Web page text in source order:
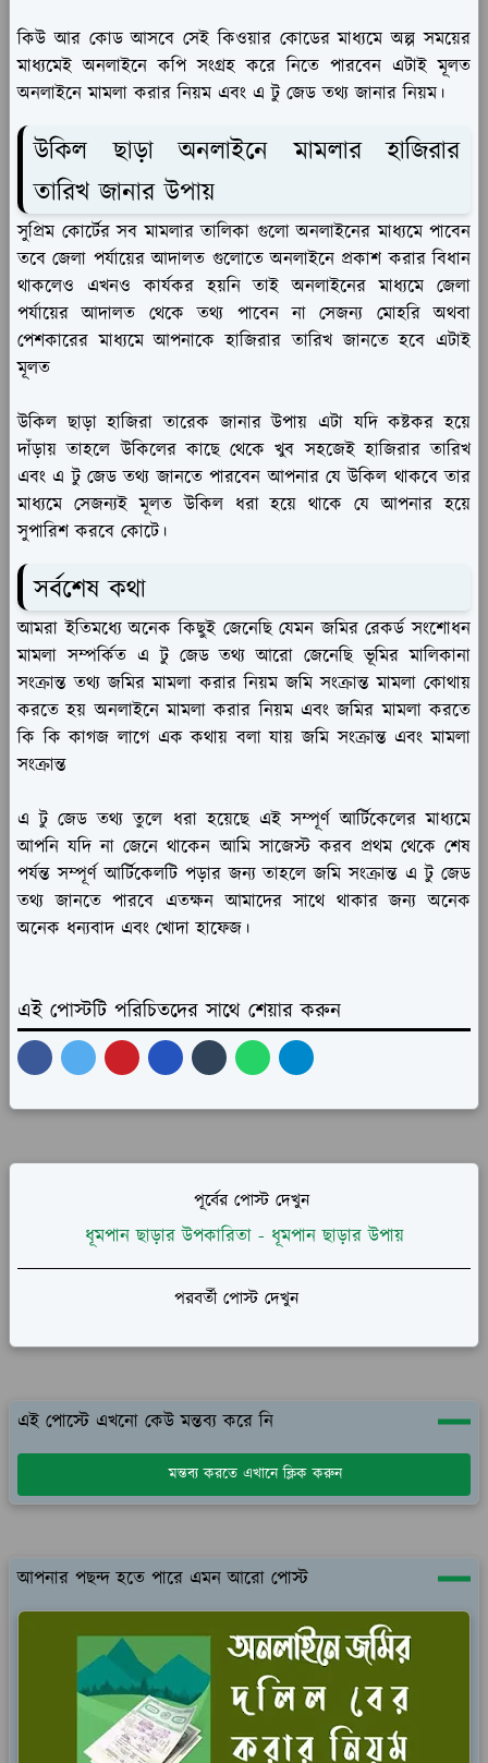
কিউ আর কোড আসবে সেই কিওয়ার কোডের মাধ্যমে অল্প সময়ের
মাধ্যমেই অনলাইনে কপি সংগ্রহ করে নিতে পারবেন এটাই মূলত
অনলাইনে মামলা করার নিয়ম এবং এ টু জেড তথ্য জানার নিয়ম।
উকিল ছাড়া অনলাইনে মামলার হাজিরার
তারিখ জানার উপায়
সুপ্রিম কোর্টের সব মামলার তালিকা গুলো অনলাইনের মাধ্যমে পাবেন
তবে জেলা পর্যায়ের আদালত গুলোতে অনলাইনে প্রকাশ করার বিধান
থাকলেও এখনও কার্যকর হয়নি তাই অনলাইনের মাধ্যমে জেলা
পর্যায়ের আদালত থেকে তথ্য পাবেন না সেজন্য মোহরি অথবা
পেশকারের মাধ্যমে আপনাকে হাজিরার তারিখ জানতে হবে এটাই
মূলত
উকিল ছাড়া হাজিরা তারেক জানার উপায় এটা যদি কষ্টকর হয়ে
দাঁড়ায় তাহলে উকিলের কাছে থেকে খুব সহজেই হাজিরার তারিখ
এবং এ টু জেড তথ্য জানতে পারবেন আপনার যে উকিল থাকবে তার
মাধ্যমে সেজন্যই মূলত উকিল ধরা হয়ে থাকে যে আপনার হয়ে
সুপারিশ করবে কোটে।
সর্বশেষ কথা
আমরা ইতিমধ্যে অনেক কিছুই জেনেছি যেমন জমির রেকর্ড সংশোধন
মামলা সম্পর্কিত এ টু জেড তথ্য আরো জেনেছি ভূমির মালিকানা
সংক্রান্ত তথ্য জমির মামলা করার নিয়ম জমি সংক্রান্ত মামলা কোথায়
করতে হয় অনলাইনে মামলা করার নিয়ম এবং জমির মামলা করতে
কি কি কাগজ লাগে এক কথায় বলা যায় জমি সংক্রান্ত এবং মামলা
সংক্রান্ত
এ টু জেড তথ্য তুলে ধরা হয়েছে এই সম্পূর্ণ আর্টিকেলের মাধ্যমে
আপনি যদি না জেনে থাকেন আমি সাজেস্ট করব প্রথম থেকে শেষ
পর্যন্ত সম্পূর্ণ আর্টিকেলটি পড়ার জন্য তাহলে জমি সংক্রান্ত এ টু জেড
তথ্য জানতে পারবে এতক্ষন আমাদের সাথে থাকার জন্য অনেক
অনেক ধন্যবাদ এবং খোদা হাফেজ।
এই পোস্টটি পরিচিতদের সাথে শেয়ার করুন
পূর্বের পোস্ট দেখুন
ধূমপান ছাড়ার উপকারিতা - ধূমপান ছাড়ার উপায়
পরবর্তী পোস্ট দেখুন
এই পোস্টে এখনো কেউ মন্তব্য করে নি
মন্তব্য করতে এখানে ক্লিক করুন
আপনার পছন্দ হতে পারে এমন আরো পোস্ট